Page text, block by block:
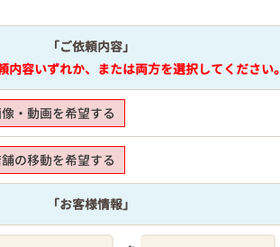
「ご依頼内容」
容いずれか、または両方を選択してください。
・動画を希望する
の移動を希望する
「お客様情報」